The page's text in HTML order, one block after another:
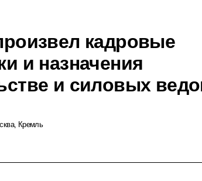
кадровые
и назначения
и силовых
Кремль